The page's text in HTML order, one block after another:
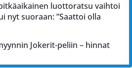
luottoratsu vaihtoi
nyt suoraan: ”Saattoi olla
Jokerit-peliin – hinnat